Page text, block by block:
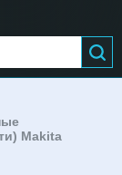
Makita